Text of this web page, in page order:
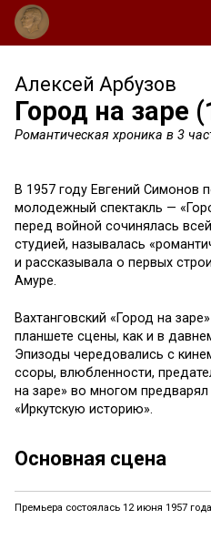
Алексей Арбузов
Город на заре
Романтическая хроника в 3
В 1957 году Евгений Симонов
молодежный спектакль —
перед войной сочинялась
студией, называлась
и рассказывала о первых
Амуре.
Вахтанговский «Город на
планшете сцены, как и в
Эпизоды чередовались с
ссоры, влюбленности,
на заре» во многом
«Иркутскую историю».
Основная сцена
Премьера состоялась 12 июня 1957 года